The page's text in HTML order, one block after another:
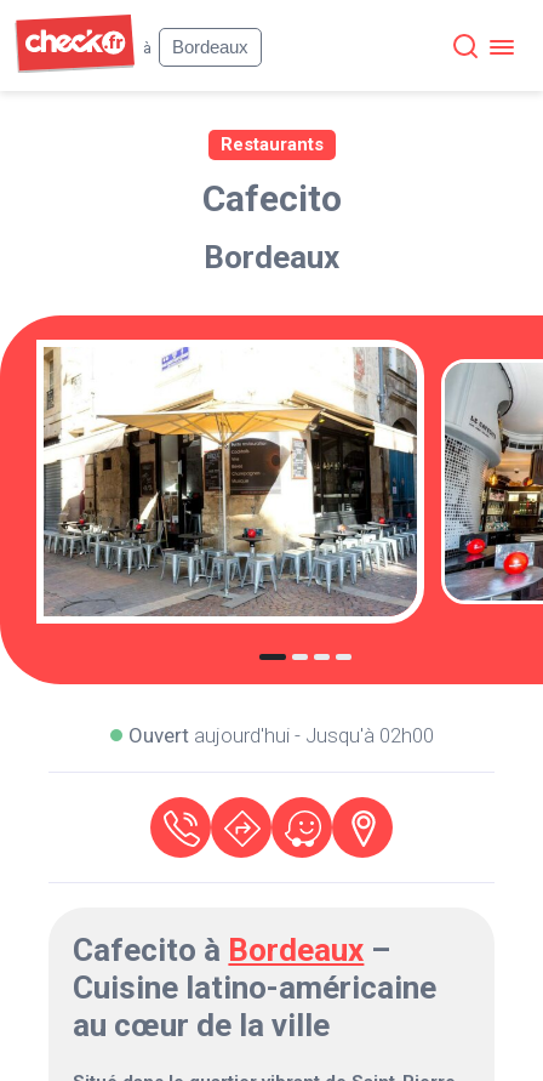
à
Bordeaux
Restaurants
Cafecito
Bordeaux
Ouvertaujourd'hui - Jusqu'à 02h00
Cafecito à Bordeaux –
Cuisine latino-américaine
au cœur de la ville